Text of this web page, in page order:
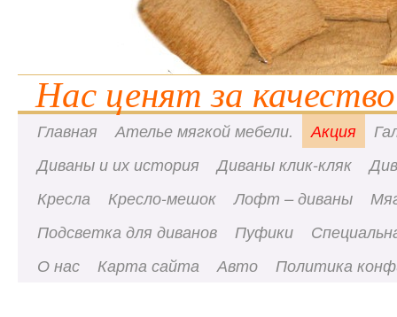
Нас ценят за
Главная Ателье мягкой мебели. Акция
Диваны и их история
Диваны клик-кляк
Кресла
Кресло-мешок Лофт – диваны
Подсветка для диванов
Пуфики
О нас
Карта сайта Авто Политика